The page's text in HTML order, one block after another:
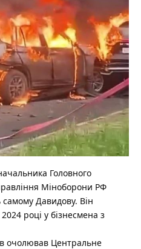
Головного
Міноборони РФ
Давидову. Він
році у бізнесмена з
очолював Центральне